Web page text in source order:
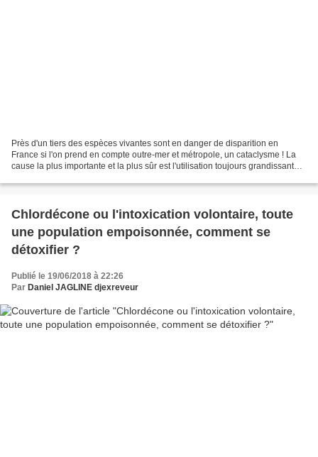
Près d'un tiers des espèces vivantes sont en danger de disparition en
France si l'on prend en compte outre-mer et métropole, un cataclysme ! La
cause la plus importante et la plus sûr est l'utilisation toujours grandissante
Chlordécone ou l'intoxication volontaire, toute
une population empoisonnée, comment se
détoxifier ?
Publié le 19/06/2018 à 22:26
Par Daniel JAGLINE djexreveur